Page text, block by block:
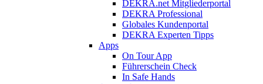
DEKRA.net Mitgliederportal
DEKRA Professional
Globales Kundenportal
DEKRA Experten Tipps
Apps
On Tour App
Führerschein Check
In Safe Hands